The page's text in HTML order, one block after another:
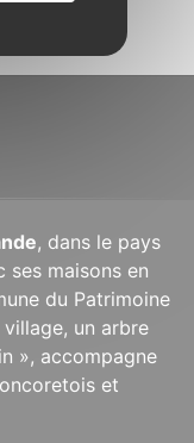
, dans le pays
ses maisons en
du Patrimoine
village, un arbre
», accompagne
et